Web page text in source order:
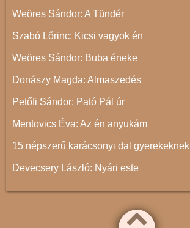
Weöres Sándor: A Tündér
Szabó Lőrinc: Kicsi vagyok én
Weöres Sándor: Buba éneke
Donászy Magda: Almaszedés
Petőfi Sándor: Pató Pál úr
Mentovics Éva: Az én anyukám
15 népszerű karácsonyi dal gyerekeknek
Devecsery László: Nyári este